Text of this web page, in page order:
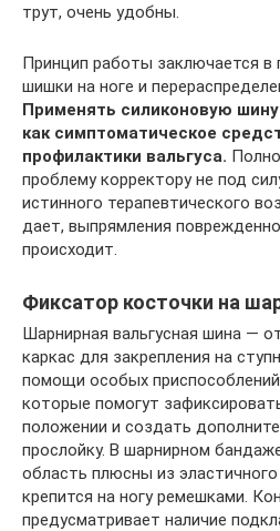
трут, очень удобны.
Принцип работы заключается в
шишки на ноге и
Применять силиконовую
как симптоматическое
профилактики вальгуса.
проблему корректору не под
истинного терапевтического
дает, выпрямления
происходит.
Фиксатор косточки на
Шарнирная вальгусная шина —
каркас для закрепления на
помощи особых
которые помогут
положении и создать
прослойку. В шарнирном
область плюсны из
крепится на ногу ремешками.
предусматривает наличие